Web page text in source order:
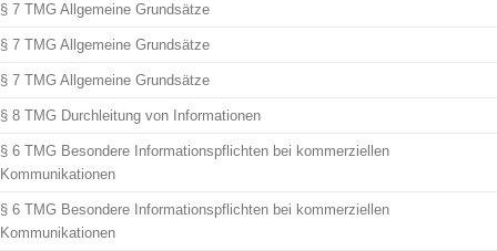
§ 7 TMG Allgemeine Grundsätze
§ 7 TMG Allgemeine Grundsätze
§ 7 TMG Allgemeine Grundsätze
§ 8 TMG Durchleitung von Informationen
§ 6 TMG Besondere Informationspflichten bei kommerziellen
Kommunikationen
§ 6 TMG Besondere Informationspflichten bei kommerziellen
Kommunikationen